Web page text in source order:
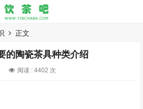
正文
的陶瓷茶具种类介绍
阅读 :4402 次